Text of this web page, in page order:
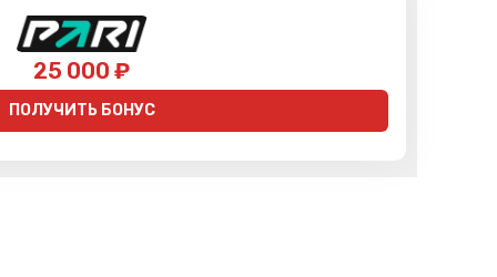
25 000 ₽
ПОЛУЧИТЬ БОНУС